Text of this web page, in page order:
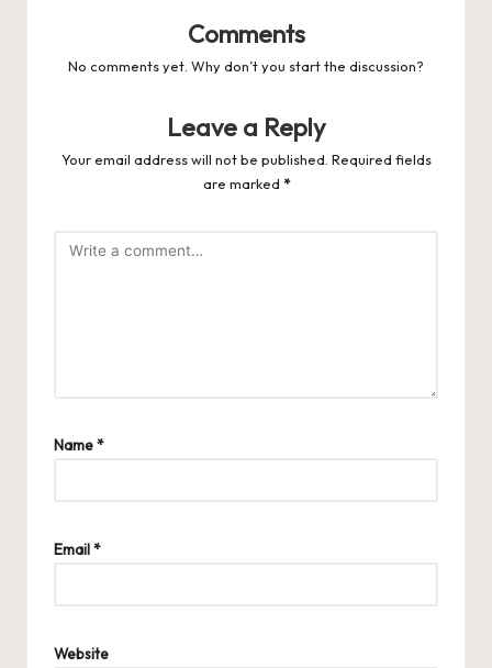
Comments
No comments yet. Why don’t you start the discussion?
Leave a Reply
Your email address will not be published. Required fields
are marked *
Name*
Email*
Website